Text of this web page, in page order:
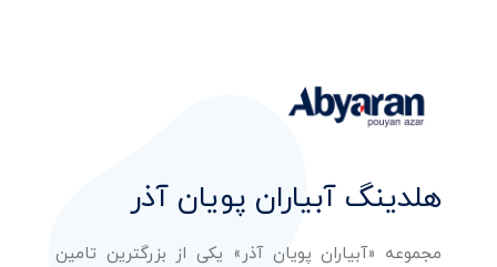
هلدینگ آبیاران پویان آذر
مجموعه «آبیاران پویان آذر» یکی از بزرگترین تامین